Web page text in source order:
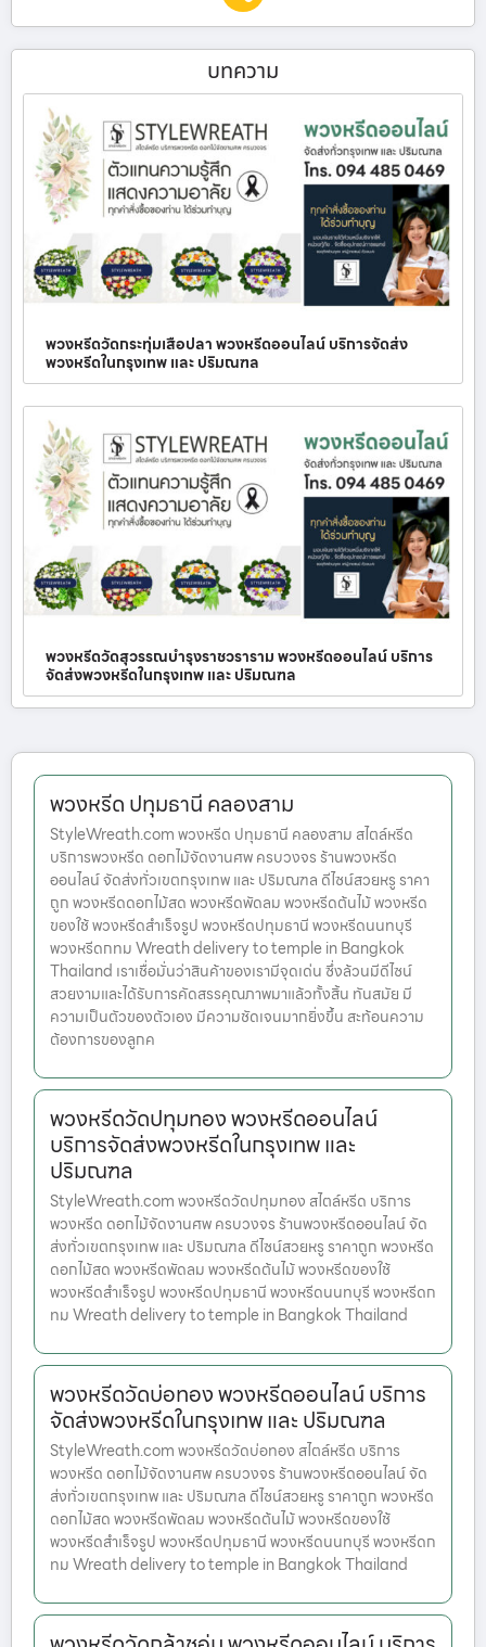
บทความ
พวงหรีดวัดกระทุ่มเสือปลา พวงหรีดออนไลน์ บริการจัดส่ง
พวงหรีดในกรุงเทพ และ ปริมณฑล
พวงหรีดวัดสุวรรณบำรุงราชวราราม พวงหรีดออนไลน์ บริการ
จัดส่งพวงหรีดในกรุงเทพ และ ปริมณฑล
พวงหรีด ปทุมธานี คลองสาม
StyleWreath.com พวงหรีด ปทุมธานี คลองสาม สไตล์หรีด
บริการพวงหรีด ดอกไม้จัดงานศพ ครบวงจร ร้านพวงหรีด
ออนไลน์ จัดส่งทั่วเขตกรุงเทพ และ ปริมณฑล ดีไซน์สวยหรู ราคา
ถูก พวงหรีดดอกไม้สด พวงหรีดพัดลม พวงหรีดต้นไม้ พวงหรีด
ของใช้ พวงหรีดสำเร็จรูป พวงหรีดปทุมธานี พวงหรีดนนทบุรี
พวงหรีดกทม Wreath delivery to temple in Bangkok
Thailand เราเชื่อมั่นว่าสินค้าของเรามีจุดเด่น ซึ่งล้วนมีดีไซน์
สวยงามและได้รับการคัดสรรคุณภาพมาแล้วทั้งสิ้น ทันสมัย มี
ความเป็นตัวของตัวเอง มีความชัดเจนมากยิ่งขึ้น สะท้อนความ
ต้องการของลูกค
พวงหรีดวัดปทุมทอง พวงหรีดออนไลน์
บริการจัดส่งพวงหรีดในกรุงเทพ และ
ปริมณฑล
StyleWreath.com พวงหรีดวัดปทุมทอง สไตล์หรีด บริการ
พวงหรีด ดอกไม้จัดงานศพ ครบวงจร ร้านพวงหรีดออนไลน์ จัด
ส่งทั่วเขตกรุงเทพ และ ปริมณฑล ดีไซน์สวยหรู ราคาถูก พวงหรีด
ดอกไม้สด พวงหรีดพัดลม พวงหรีดต้นไม้ พวงหรีดของใช้
พวงหรีดสำเร็จรูป พวงหรีดปทุมธานี พวงหรีดนนทบุรี พวงหรีดก
ทม Wreath delivery to temple in Bangkok Thailand
พวงหรีดวัดบ่อทอง พวงหรีดออนไลน์ บริการ
จัดส่งพวงหรีดในกรุงเทพ และ ปริมณฑล
StyleWreath.com พวงหรีดวัดบ่อทอง สไตล์หรีด บริการ
พวงหรีด ดอกไม้จัดงานศพ ครบวงจร ร้านพวงหรีดออนไลน์ จัด
ส่งทั่วเขตกรุงเทพ และ ปริมณฑล ดีไซน์สวยหรู ราคาถูก พวงหรีด
ดอกไม้สด พวงหรีดพัดลม พวงหรีดต้นไม้ พวงหรีดของใช้
พวงหรีดสำเร็จรูป พวงหรีดปทุมธานี พวงหรีดนนทบุรี พวงหรีดก
ทม Wreath delivery to temple in Bangkok Thailand